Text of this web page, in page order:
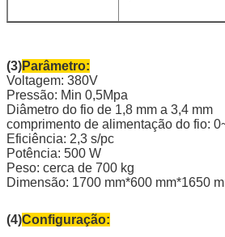
(3)Parâmetro:
Voltagem: 380V
Pressão: Min 0,5Mpa
Diâmetro do fio de 1,8 mm a 3,4 mm
comprimento de alimentação do fio:
Eficiência: 2,3 s/pc
Potência: 500 W
Peso: cerca de 700 kg
Dimensão: 1700 mm*600 mm*1650
(4)Configuração: